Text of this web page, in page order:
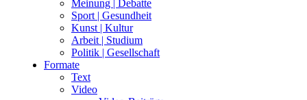
Meinung | Debatte
Sport | Gesundheit
Kunst | Kultur
Arbeit | Studium
Politik | Gesellschaft
Formate
Text
Video